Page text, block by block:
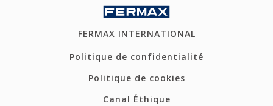
FERMAX INTERNATIONAL
Politique de confidentialité
Politique de cookies
Canal Éthique